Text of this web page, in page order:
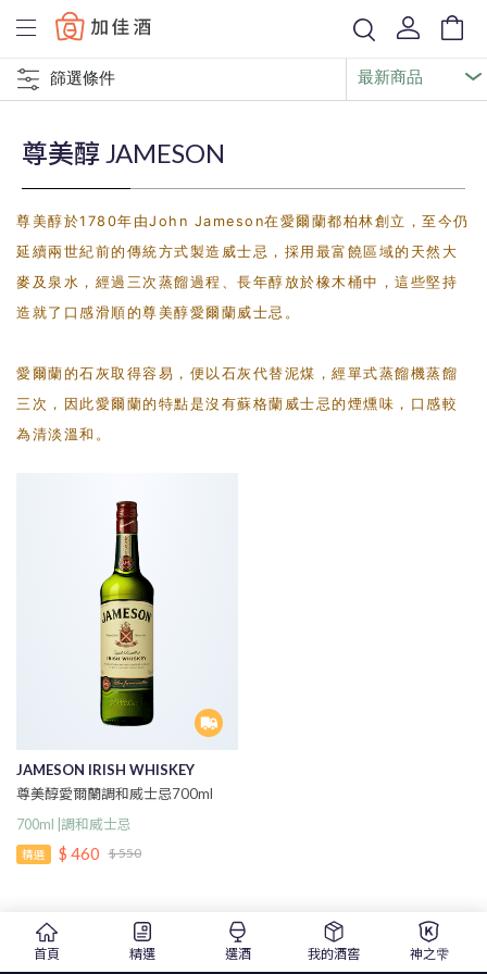
Baccus
篩選條件
尊美醇 JAMESON
尊美醇於1780年由John Jameson在愛爾蘭都柏林創立，至今仍
延續兩世紀前的傳統方式製造威士忌，採用最富饒區域的天然大
麥及泉水，經過三次蒸餾過程、長年醇放於橡木桶中，這些堅持
造就了口感滑順的尊美醇愛爾蘭威士忌。
愛爾蘭的石灰取得容易，便以石灰代替泥煤，經單式蒸餾機蒸餾
三次，因此愛爾蘭的特點是沒有蘇格蘭威士忌的煙燻味，口感較
為清淡溫和。
JAMESON IRISH WHISKEY
尊美醇愛爾蘭調和威士忌700ml
700ml |調和威士忌
精選 $ 460 $ 550
首頁 精選 選酒 我的酒窖 神之雫